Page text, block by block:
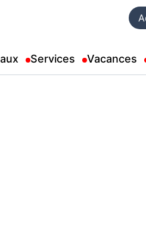
Services Vacances